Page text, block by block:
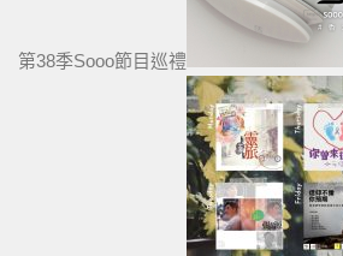
第38季Sooo節目巡禮